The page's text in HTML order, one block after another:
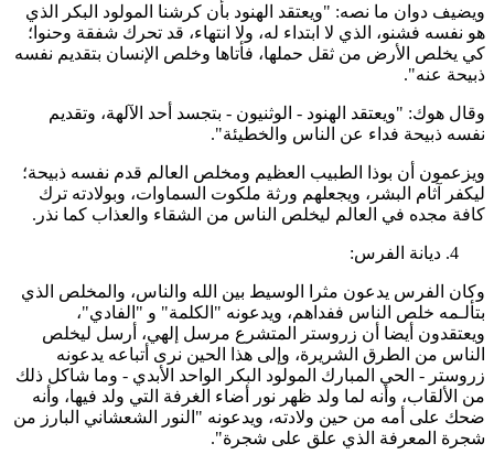
دوان ما نصه: "ويعتقد الهنود بأن كرشنا المولود البكر الذي
نفسه فشنو، الذي لا ابتداء له، ولا انتهاء، قد تحرك شفقة وحنوا؛
يخلص الأرض من ثقل حملها، فأتاها وخلص الإنسان بتقديم نفسه
عنه".
هوك: "ويعتقد الهنود - الوثنيون - بتجسد أحد الآلهة، وتقديم
ذبيحة فداء عن الناس والخطيئة".
أن بوذا الطبيب العظيم ومخلص العالم قدم نفسه ذبيحة؛
آثام البشر، ويجعلهم ورثة ملكوت السماوات، وبولادته ترك
مجده في العالم ليخلص الناس من الشقاء والعذاب كما نذر.
ديانة الفرس:
الفرس يدعون مثرا الوسيط بين الله والناس، والمخلص الذي
خلص الناس ففداهم، ويدعونه "الكلمة" و "الفادي"،
أيضا أن زروستر المتشرع مرسل إلهي، أرسل ليخلص
من الطرق الشريرة، وإلى هذا الحين نرى أتباعه يدعونه
- الحي المبارك المولود البكر الواحد الأبدي - وما شاكل ذلك
الألقاب، وأنه لما ولد ظهر نور أضاء الغرفة التي ولد فيها، وأنه
على أمه من حين ولادته، ويدعونه "النور الشعشاني البارز من
المعرفة الذي علق على شجرة".